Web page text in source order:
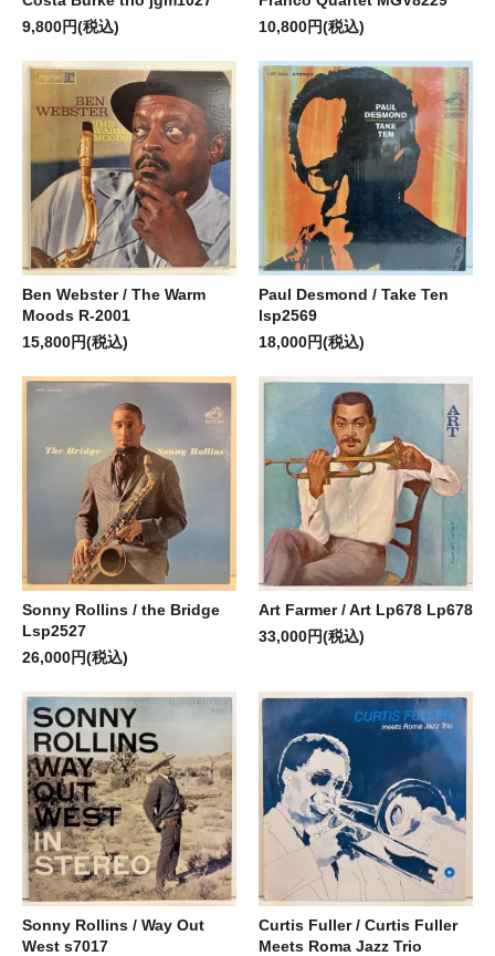
9,800円(税込)
10,800円(税込)
Ben Webster / The Warm
Moods R-2001
15,800円(税込)
Paul Desmond / Take Ten
lsp2569
18,000円(税込)
Sonny Rollins / the Bridge
Lsp2527
26,000円(税込)
Art Farmer / Art Lp678 Lp678
33,000円(税込)
Sonny Rollins / Way Out
West s7017
Curtis Fuller / Curtis Fuller
Meets Roma Jazz Trio